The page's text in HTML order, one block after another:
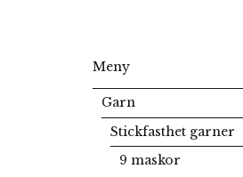
Meny
Garn
Stickfasthet garner
9 maskor